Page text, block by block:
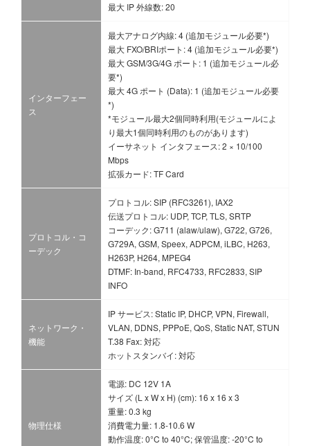
最大 IP 外線数: 20
インターフェー
ス
最大アナログ内線: 4 (追加モジュール必要*)
最大 FXO/BRIポート: 4 (追加モジュール必要*)
最大 GSM/3G/4G ポート: 1 (追加モジュール必
要*)
最大 4G ポート (Data): 1 (追加モジュール必要
*)
*モジュール最大2個同時利用(モジュールによ
り最大1個同時利用のものがあります)
イーサネット インタフェース: 2 × 10/100
Mbps
拡張カード: TF Card
プロトコル・コ
ーデック
プロトコル: SIP (RFC3261), IAX2
伝送プロトコル: UDP, TCP, TLS, SRTP
コーデック: G711 (alaw/ulaw), G722, G726,
G729A, GSM, Speex, ADPCM, iLBC, H263,
H263P, H264, MPEG4
DTMF: In-band, RFC4733, RFC2833, SIP
INFO
ネットワーク・
機能
IP サービス: Static IP, DHCP, VPN, Firewall,
VLAN, DDNS, PPPoE, QoS, Static NAT, STUN
T.38 Fax: 対応
ホットスタンバイ: 対応
物理仕様
電源: DC 12V 1A
サイズ (L x W x H) (cm): 16 x 16 x 3
重量: 0.3 kg
消費電力量: 1.8-10.6 W
動作温度: 0°C to 40°C; 保管温度: -20°C to